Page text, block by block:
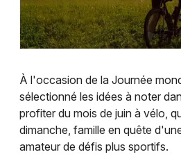
Artistes en tournée
Magazine en Alsace
Actus tourisme & loisirs
À l'occasion de la Journée
sélectionné les idées à noter
profiter du mois de juin à vélo,
dimanche, famille en quête
amateur de défis plus sportifs.